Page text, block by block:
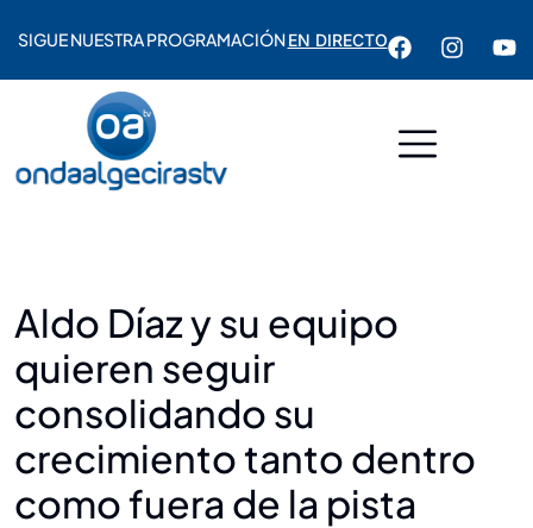
SIGUE NUESTRA PROGRAMACIÓNEN DIRECTO
Aldo Díaz y su equipo
quieren seguir
consolidando su
crecimiento tanto dentro
como fuera de la pista